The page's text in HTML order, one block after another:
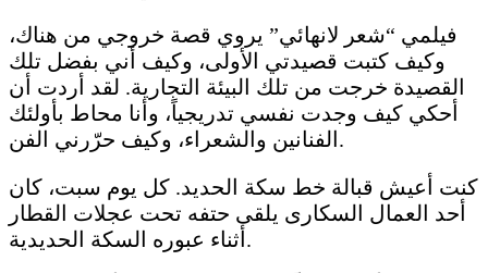
فيلمي “شعر لانهائي” يروي قصة خروجي من هناك،
وكيف كتبت قصيدتي الأولى، وكيف أني بفضل تلك
القصيدة خرجت من تلك البيئة التجارية. لقد أردت أن
أحكي كيف وجدت نفسي تدريجياً، وأنا محاط بأولئك
الفنانين والشعراء، وكيف حرّرني الفن.
كنت أعيش قبالة خط سكة الحديد. كل يوم سبت، كان
أحد العمال السكارى يلقى حتفه تحت عجلات القطار
أثناء عبوره السكة الحديدية.